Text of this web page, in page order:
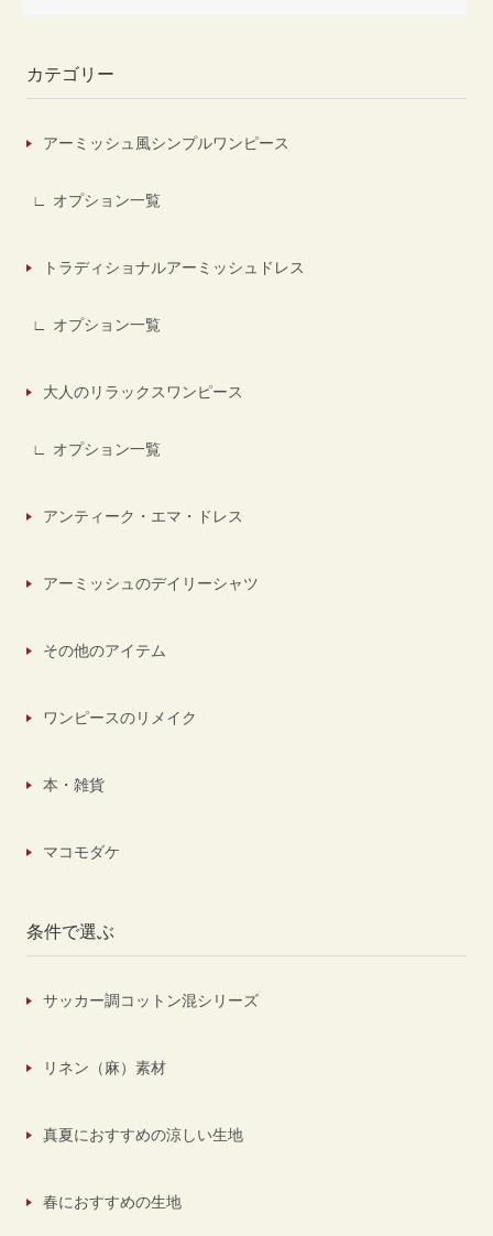
カテゴリー
アーミッシュ風シンプルワンピース
オプション一覧
トラディショナルアーミッシュドレス
オプション一覧
大人のリラックスワンピース
オプション一覧
アンティーク・エマ・ドレス
アーミッシュのデイリーシャツ
その他のアイテム
ワンピースのリメイク
本・雑貨
マコモダケ
条件で選ぶ
サッカー調コットン混シリーズ
リネン（麻）素材
真夏におすすめの涼しい生地
春におすすめの生地